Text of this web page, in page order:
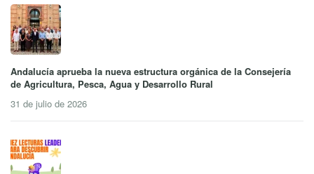
Andalucía aprueba la nueva estructura orgánica de la Consejería
de Agricultura, Pesca, Agua y Desarrollo Rural
31 de julio de 2026